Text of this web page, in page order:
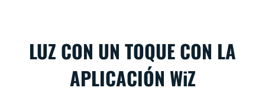
LUZ CON UN TOQUE CON LA
APLICACIÓN WiZ